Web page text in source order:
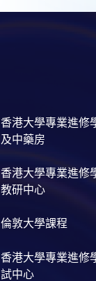
香港大學專業進修
及中藥房
香港大學專業進修
教研中心
倫敦大學課程
香港大學專業進修
試中心